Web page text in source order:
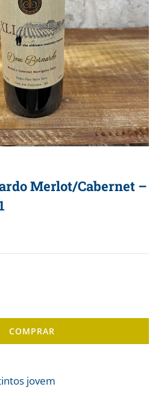
Merlot/Cabernet –
COMPRAR
jovem